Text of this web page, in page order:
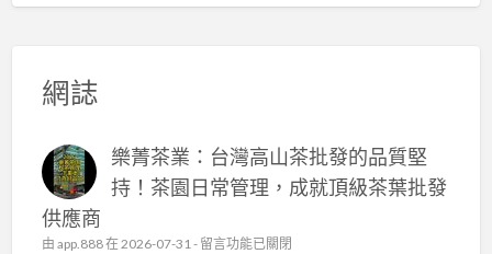
網誌
樂菁茶業：台灣高山茶批發的品質堅
持！茶園日常管理，成就頂級茶葉批發
供應商
由 app.888在 2026-07-31 - 在
留言功能已關閉